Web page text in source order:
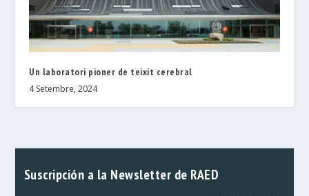
Un laboratori pioner de teixit cerebral
4 Setembre, 2024
Suscripción a la Newsletter de RAED